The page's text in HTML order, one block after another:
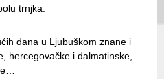
trnjka.
dana u Ljubuškom znane i
hercegovačke i dalmatinske,